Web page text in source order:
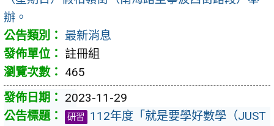
辦。
最新消息
註冊組
465
2023-11-29
研習
112年度「就是要學好數學（JUST